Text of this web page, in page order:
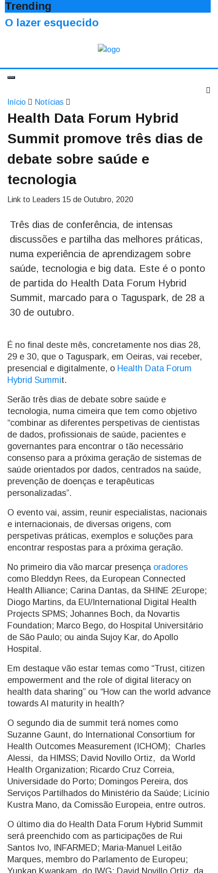
Trending
O lazer esquecido
Início Notícias
Health Data Forum Hybrid
Summit promove três dias de
debate sobre saúde e
tecnologia
Link to Leaders 15 de Outubro, 2020
Três dias de conferência, de intensas
discussões e partilha das melhores práticas,
numa experiência de aprendizagem sobre
saúde, tecnologia e big data. Este é o ponto
de partida do Health Data Forum Hybrid
Summit, marcado para o Taguspark, de 28 a
30 de outubro.
É no final deste mês, concretamente nos dias 28,
29 e 30, que o Taguspark, em Oeiras, vai receber,
presencial e digitalmente, o Health Data Forum
Hybrid Summit.
Serão três dias de debate sobre saúde e
tecnologia, numa cimeira que tem como objetivo
“combinar as diferentes perspetivas de cientistas
de dados, profissionais de saúde, pacientes e
governantes para encontrar o tão necessário
consenso para a próxima geração de sistemas de
saúde orientados por dados, centrados na saúde,
prevenção de doenças e terapêuticas
personalizadas”.
O evento vai, assim, reunir especialistas, nacionais
e internacionais, de diversas origens, com
perspetivas práticas, exemplos e soluções para
encontrar respostas para a próxima geração.
No primeiro dia vão marcar presença oradores
como Bleddyn Rees, da European Connected
Health Alliance; Carina Dantas, da SHINE 2Europe;
Diogo Martins, da EU/International Digital Health
Projects SPMS; Johannes Boch, da Novartis
Foundation; Marco Bego, do Hospital Universitário
de São Paulo; ou ainda Sujoy Kar, do Apollo
Hospital.
Em destaque vão estar temas como “Trust, citizen
empowerment and the role of digital literacy on
health data sharing” ou “How can the world advance
towards AI maturity in health?
O segundo dia de summit terá nomes como
Suzanne Gaunt, do International Consortium for
Health Outcomes Measurement (ICHOM); Charles
Alessi, da HIMSS; David Novillo Ortiz, da World
Health Organization; Ricardo Cruz Correia,
Universidade do Porto; Domingos Pereira, dos
Serviços Partilhados do Ministério da Saúde; Licínio
Kustra Mano, da Comissão Europeia, entre outros.
O último dia do Health Data Forum Hybrid Summit
será preenchido com as participações de Rui
Santos Ivo, INFARMED; Maria-Manuel Leitão
Marques, membro do Parlamento de Europeu;
Yunkap Kwankam, do IWG; David Novillo Ortiz, da